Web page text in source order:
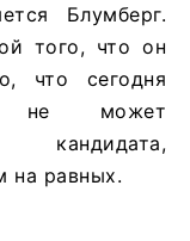
Блумберг.
того, что он
что сегодня
не может
кандидата,
на равных.